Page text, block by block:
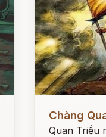
Chàng
Quan Triều